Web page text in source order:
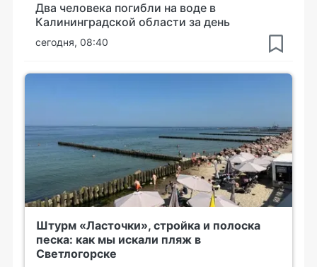
Два человека погибли на воде в
Калининградской области за день
сегодня, 08:40
Штурм «Ласточки», стройка и полоска
песка: как мы искали пляж в
Светлогорске